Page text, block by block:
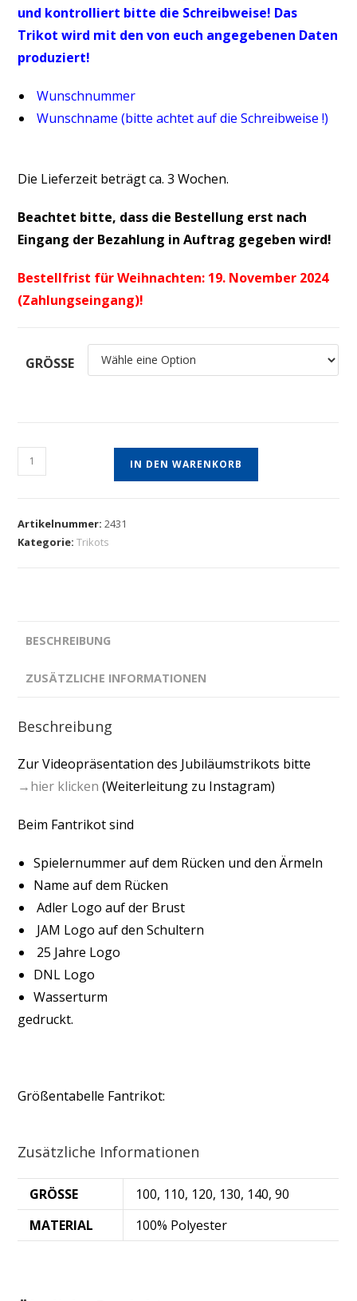
und kontrolliert bitte die Schreibweise! Das
Trikot wird mit den von euch angegebenen Daten
produziert!
Wunschnummer
Wunschname (bitte achtet auf die Schreibweise !)
Die Lieferzeit beträgt ca. 3 Wochen.
Beachtet bitte, dass die Bestellung erst nach
Eingang der Bezahlung in Auftrag gegeben wird!
Bestellfrist für Weihnachten: 19. November 2024
(Zahlungseingang)!
GRÖSSE
IN DEN WARENKORB
Artikelnummer:2431
Kategorie:Trikots
BESCHREIBUNG
ZUSÄTZLICHE INFORMATIONEN
Beschreibung
Zur Videopräsentation des Jubiläumstrikots bitte
→hier klicken (Weiterleitung zu Instagram)
Beim Fantrikot sind
Spielernummer auf dem Rücken und den Ärmeln
Name auf dem Rücken
Adler Logo auf der Brust
JAM Logo auf den Schultern
25 Jahre Logo
DNL Logo
Wasserturm
gedruckt.
Größentabelle Fantrikot:
Zusätzliche Informationen
GRÖSSE
100, 110, 120, 130, 140, 90
MATERIAL
100% Polyester